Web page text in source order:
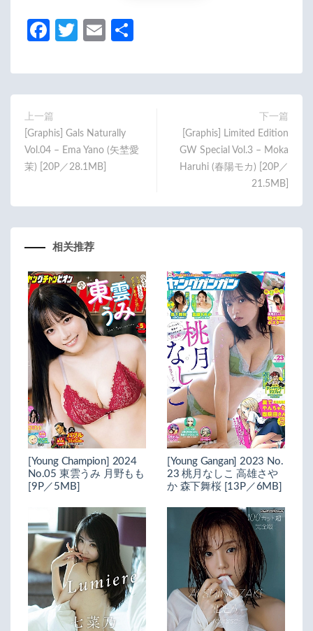
Fa
b
o
o
k
T
itt
er
E
ail
上一篇
[Graphis] Gals Naturally
Vol.04 – Ema Yano (矢埜愛
茉) [20P／28.1MB]
下一篇
[Graphis] Limited Edition
GW Special Vol.3 – Moka
Haruhi (春陽モカ) [20P／
21.5MB]
相关推荐
[Young Champion] 2024
No.05 東雲うみ 月野もも
[9P／5MB]
[Young Gangan] 2023 No.
23 桃月なしこ 高雄さや
か 森下舞桜 [13P／6MB]